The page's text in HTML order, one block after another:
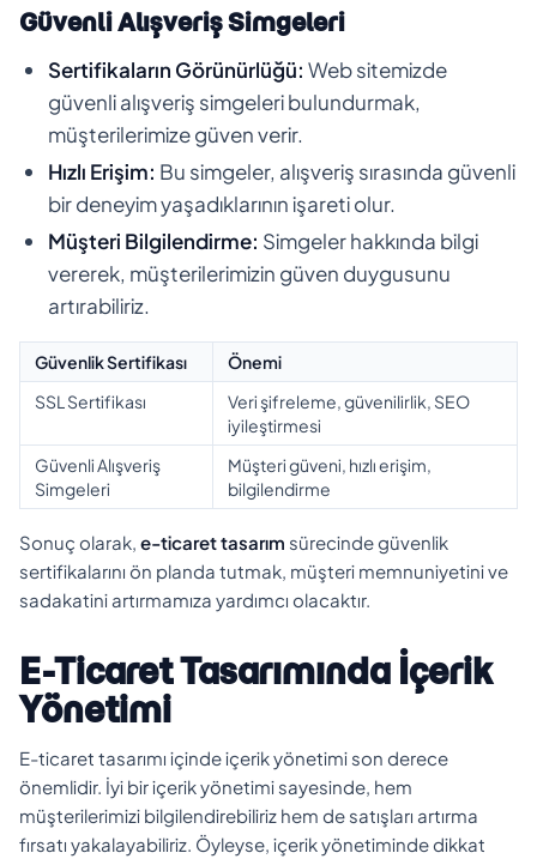
Güvenli Alışveriş Simgeleri
Sertifikaların Görünürlüğü: Web sitemizde
güvenli alışveriş simgeleri bulundurmak,
müşterilerimize güven verir.
Hızlı Erişim: Bu simgeler, alışveriş sırasında güvenli
bir deneyim yaşadıklarının işareti olur.
Müşteri Bilgilendirme: Simgeler hakkında bilgi
vererek, müşterilerimizin güven duygusunu
artırabiliriz.
Güvenlik Sertifikası
Önemi
SSL Sertifikası
Veri şifreleme, güvenilirlik, SEO
iyileştirmesi
Güvenli Alışveriş
Simgeleri
Müşteri güveni, hızlı erişim,
bilgilendirme
Sonuç olarak, e-ticaret tasarım sürecinde güvenlik
sertifikalarını ön planda tutmak, müşteri memnuniyetini ve
sadakatini artırmamıza yardımcı olacaktır.
E-Ticaret Tasarımında İçerik
Yönetimi
E-ticaret tasarımı içinde içerik yönetimi son derece
önemlidir. İyi bir içerik yönetimi sayesinde, hem
müşterilerimizi bilgilendirebiliriz hem de satışları artırma
fırsatı yakalayabiliriz. Öyleyse, içerik yönetiminde dikkat